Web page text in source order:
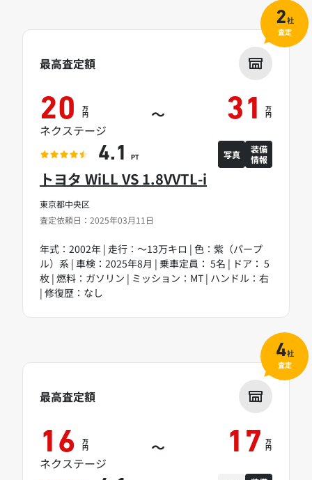
東京都中央区
査定依頼日：2025年03月11日
トヨタ WiLL VS 1.8VVTL-i
年式：2002年 | 走行：～13万キロ | 色：紫（パープ
ル）系 | 車検：2025年8月 | 乗車定員： 5名 | ドア： 5
枚 | 燃料：ガソリン | ミッション：MT | ハンドル：右
| 修復歴：なし
最高査定額
20 万
円 ～ 31 万
円
ネクステージ
4.1 PT 写真
装備
情報
2社
査定
最高査定額
16 万
円 ～ 17 万
円
ネクステージ
4社
査定